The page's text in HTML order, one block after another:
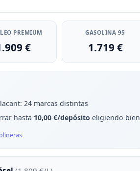
PREMIUM
€
GASOLINA 95
1.719 €
24 marcas distintas
hasta 10,00 €/depósito eligiendo bien